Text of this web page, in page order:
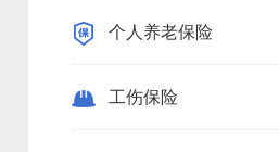
个人养老保险
工伤保险